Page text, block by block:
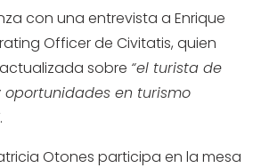
con una entrevista a Enrique
Officer de Civitatis, quien
sobre “el turista de
oportunidades en turismo
.
Otones participa en la mesa